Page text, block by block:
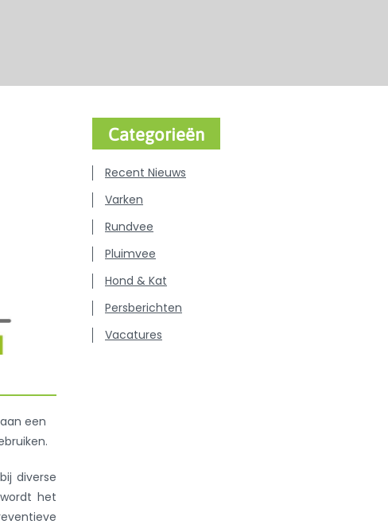
een
diverse
het
Categorieën
Recent Nieuws
Varken
Rundvee
Pluimvee
Hond & Kat
Persberichten
Vacatures